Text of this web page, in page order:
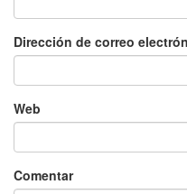
Dirección de correo
Web
Comentar